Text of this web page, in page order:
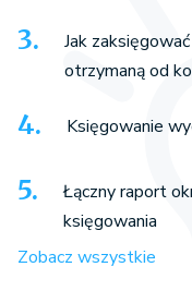
Jak
otrzymaną od
Księgowanie
Łączny raport
księgowania
Zobacz wszystkie